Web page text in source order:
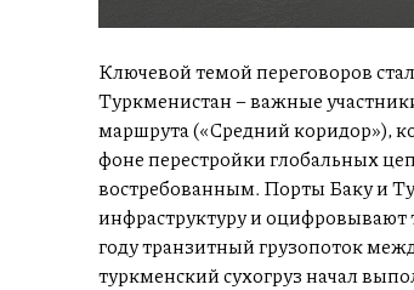
Ключевой темой переговоров
Туркменистан – важные
маршрута («Средний коридор»),
фоне перестройки глобальных
востребованным. Порты Баку и
инфраструктуру и
году транзитный грузопоток
туркменский сухогруз начал